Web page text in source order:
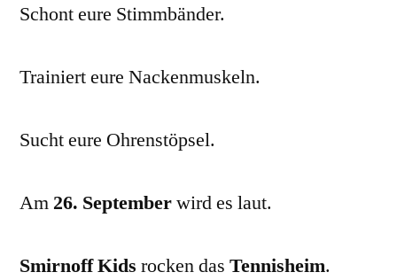
Schont eure Stimmbänder.
Trainiert eure Nackenmuskeln.
Sucht eure Ohrenstöpsel.
Am 26. Septemberwird es laut.
Smirnoff Kids rocken das Tennisheim.